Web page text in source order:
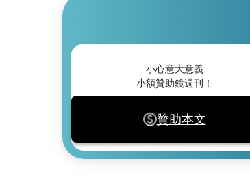
小心意大意義
小額贊助鏡週刊！
贊助本文